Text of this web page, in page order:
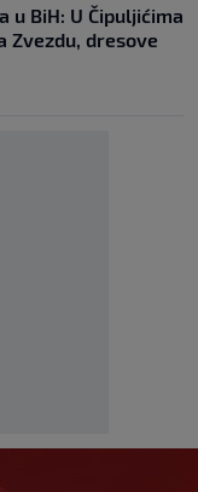
u BiH: U Čipuljićima
Zvezdu, dresove